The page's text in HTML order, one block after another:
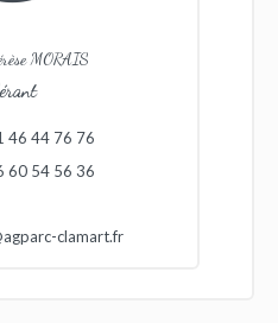
MORAIS
46 44 76 76
60 54 56 36
clamart.fr